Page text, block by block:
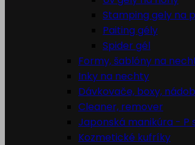
Stamping gely na
Paiting gély
Spider gél
Formy, šablóny na
Inky na nechty
Dávkovače, boxy,
Cleaner, remover
Japonská manikúra - P
Kozmetické kufríky